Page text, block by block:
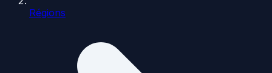
Régions